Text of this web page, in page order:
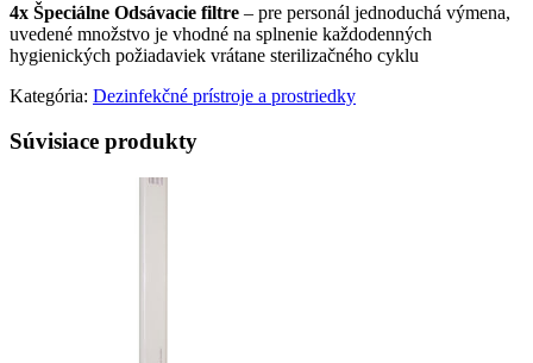
4x Špeciálne Odsávacie filtre – pre personál jednoduchá výmena,
uvedené množstvo je vhodné na splnenie každodenných
hygienických požiadaviek vrátane sterilizačného cyklu
Kategória: Dezinfekčné prístroje a prostriedky
Súvisiace produkty